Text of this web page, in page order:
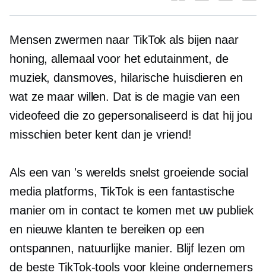
Mensen zwermen naar TikTok als bijen naar
honing, allemaal voor het edutainment, de
muziek, dansmoves, hilarische huisdieren en
wat ze maar willen. Dat is de magie van een
videofeed die zo gepersonaliseerd is dat hij jou
misschien beter kent dan je vriend!
Als een van 's werelds snelst groeiende social
media platforms, TikTok is een fantastische
manier om in contact te komen met uw publiek
en nieuwe klanten te bereiken op een
ontspannen, natuurlijke manier. Blijf lezen om
de beste TikTok-tools voor kleine ondernemers